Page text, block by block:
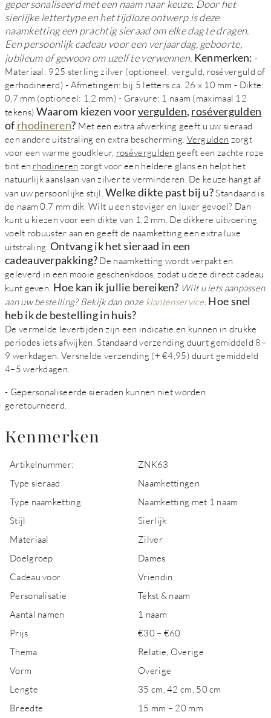
gepersonaliseerd met een naam naar keuze. Door het
sierlijke lettertype en het tijdloze ontwerp is deze
naamketting een prachtig sieraad om elke dag te dragen.
Een persoonlijk cadeau voor een verjaardag, geboorte,
jubileum of gewoon om uzelf te verwennen. Kenmerken: -
Materiaal: 925 sterling zilver (optioneel: verguld, roséverguld of
gerhodineerd) - Afmetingen: bij 5 letters ca. 26 x 10 mm - Dikte:
0,7 mm (optioneel: 1,2 mm) - Gravure: 1 naam (maximaal 12
tekens)Waarom kiezen voorvergulden, rosévergulden
of rhodineren? Met een extra afwerking geeft u uw sieraad
een andere uitstraling en extra bescherming. Vergulden zorgt
voor een warme goudkleur, rosévergulden geeft een zachte roze
tint en rhodineren zorgt voor een heldere glans en helpt het
natuurlijk aanslaan van zilver te verminderen. De keuze hangt af
van uw persoonlijke stijl.Welke dikte past bij u?Standaard is
de naam 0,7 mm dik. Wilt u een steviger en luxer gevoel? Dan
kunt u kiezen voor een dikte van 1,2 mm. De dikkere uitvoering
voelt robuuster aan en geeft de naamketting een extra luxe
uitstraling. Ontvang ik het sieraad in een
cadeauverpakking? De naamketting wordt verpakt en
geleverd in een mooie geschenkdoos, zodat u deze direct cadeau
kunt geven. Hoe kan ik jullie bereiken? Wilt u iets aanpassen
aan uw bestelling? Bekijk dan onze klantenservice. Hoe snel
heb ik de bestelling in huis?
De vermelde levertijden zijn een indicatie en kunnen in drukke
periodes iets afwijken. Standaard verzending duurt gemiddeld 8–
9 werkdagen. Versnelde verzending (+ €4,95) duurt gemiddeld
4–5 werkdagen.
- Gepersonaliseerde sieraden kunnen niet worden
geretourneerd.
Kenmerken
Artikelnummer:
ZNK63
Type sieraad
Naamkettingen
Type naamketting
Naamketting met 1 naam
Stijl
Sierlijk
Materiaal
Zilver
Doelgroep
Dames
Cadeau voor
Vriendin
Personalisatie
Tekst & naam
Aantal namen
1 naam
Prijs
€30 – €60
Thema
Relatie, Overige
Vorm
Overige
Lengte
35 cm, 42 cm, 50 cm
Breedte
15 mm – 20 mm